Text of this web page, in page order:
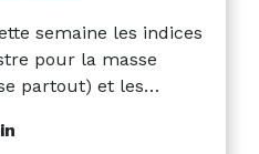
semaine les indices
pour la masse
partout) et les
dans chacun des 4